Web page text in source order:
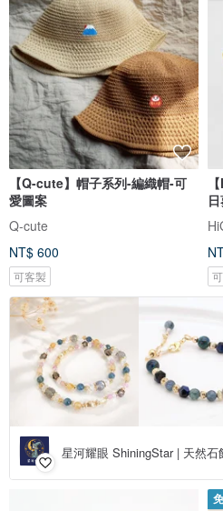
【Q-cute】帽子系列-編織帽-可
愛圖案
Q-cute
NT$ 600
可客製
日
星河耀眼 ShiningStar | 天然石